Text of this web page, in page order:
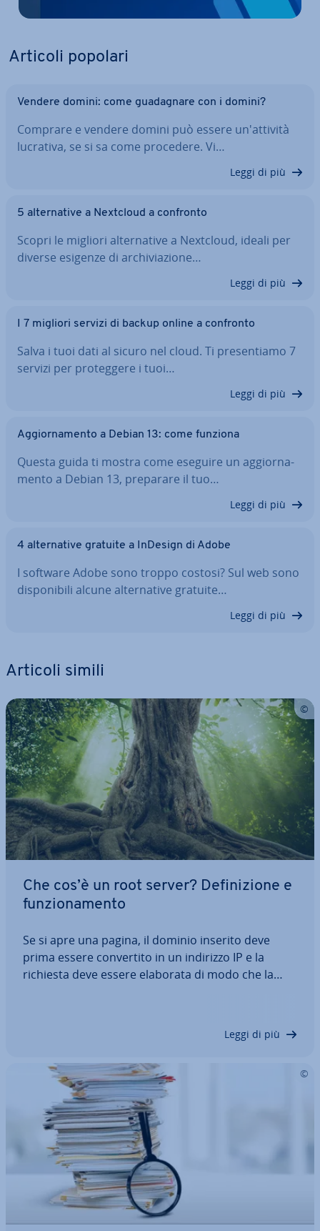
Articoli popolari
Vendere domini: come gua­da­gna­re con i domini?
Comprare e vendere domini può essere un'at­ti­vi­tà
lucrativa, se si sa come procedere. Vi…
Leggi di più
5 al­ter­na­ti­ve a Nextcloud a confronto
Scopri le migliori al­ter­na­ti­ve a Nextcloud, ideali per
diverse esigenze di ar­chi­via­zio­ne…
Leggi di più
I 7 migliori servizi di backup online a confronto
Salva i tuoi dati al sicuro nel cloud. Ti pre­sen­tia­mo 7
servizi per pro­teg­ge­re i tuoi…
Leggi di più
Ag­gior­na­men­to a Debian 13: come funziona
Questa guida ti mostra come eseguire un ag­gior­na­
men­to a Debian 13, preparare il tuo…
Leggi di più
4 al­ter­na­ti­ve gratuite a InDesign di Adobe
I software Adobe sono troppo costosi? Sul web sono
di­spo­ni­bi­li alcune al­ter­na­ti­ve gratuite…
Leggi di più
Articoli simili
Che cos’è un root server? De­fi­ni­zio­ne e
fun­zio­na­men­to
Se si apre una pagina, il dominio inserito deve
prima essere con­ver­ti­to in un indirizzo IP e la
richiesta deve essere elaborata di modo che la
Leggi di più